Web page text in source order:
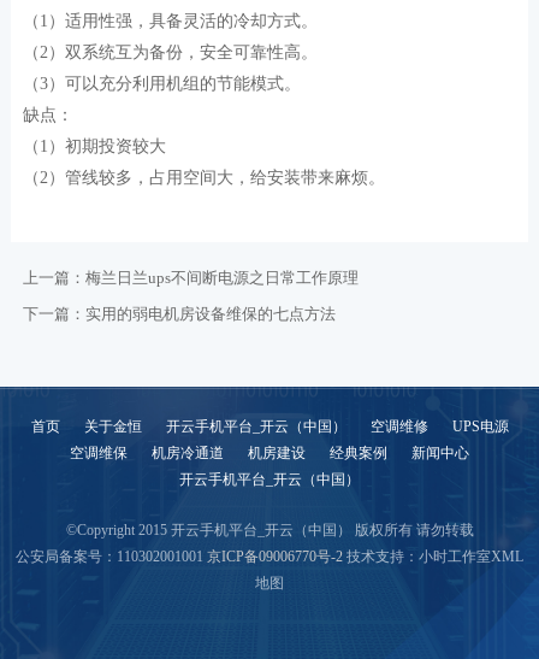
（1）适用性强，具备灵活的冷却方式。
（2）双系统互为备份，安全可靠性高。
（3）可以充分利用机组的节能模式。
缺点：
（1）初期投资较大
（2）管线较多，占用空间大，给安装带来麻烦。
上一篇： 梅兰日兰ups不间断电源之日常工作原理
下一篇： 实用的弱电机房设备维保的七点方法
首页 关于金恒 开云手机平台_开云（中国） 空调维修
UPS电源
空调维保
机房冷通道 机房建设 经典案例
新闻中心
开云手机平台_开云（中国）
©Copyright 2015 开云手机平台_开云（中国） 版权所有 请勿转载
公安局备案号：110302001001 京ICP备09006770号-2 技术支持：小时工作室XML
地图